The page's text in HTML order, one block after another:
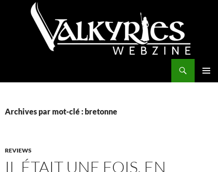
Archives par mot-clé : bretonne
REVIEWS
IL ÉTAIT UNE FOIS, EN